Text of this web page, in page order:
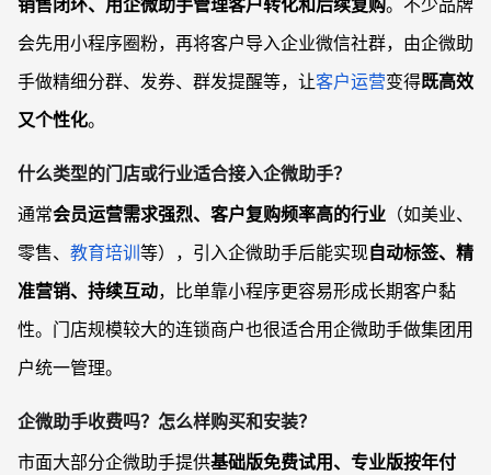
会先用小程序圈粉，再将客户导入企业微信社群，由企微助
手做精细分群、发券、群发提醒等，让客户运营变得既高效
又个性化。
什么类型的门店或行业适合接入企微助手？
通常会员运营需求强烈、客户复购频率高的行业 （如美业、
零售、 教育培训等），引入企微助手后能实现自动标签、精
准营销、持续互动，比单靠小程序更容易形成长期客户黏
性。门店规模较大的连锁商户也很适合用企微助手做集团用
户统一管理。
企微助手收费吗？怎么样购买和安装？
市面大部分企微助手提供基础版免费试用、专业版按年付